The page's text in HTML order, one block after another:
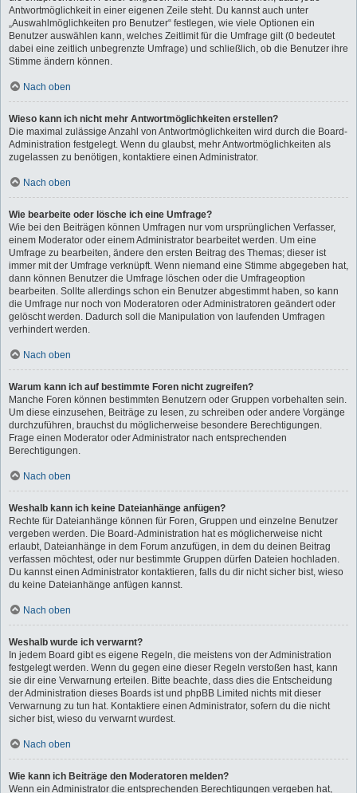
Antwortmöglichkeit in einer eigenen Zeile steht. Du kannst auch unter
„Auswahlmöglichkeiten pro Benutzer“ festlegen, wie viele Optionen ein
Benutzer auswählen kann, welches Zeitlimit für die Umfrage gilt (0 bedeutet
dabei eine zeitlich unbegrenzte Umfrage) und schließlich, ob die Benutzer ihre
Stimme ändern können.
Nach oben
Wieso kann ich nicht mehr Antwortmöglichkeiten erstellen?
Die maximal zulässige Anzahl von Antwortmöglichkeiten wird durch die Board-
Administration festgelegt. Wenn du glaubst, mehr Antwortmöglichkeiten als
zugelassen zu benötigen, kontaktiere einen Administrator.
Nach oben
Wie bearbeite oder lösche ich eine Umfrage?
Wie bei den Beiträgen können Umfragen nur vom ursprünglichen Verfasser,
einem Moderator oder einem Administrator bearbeitet werden. Um eine
Umfrage zu bearbeiten, ändere den ersten Beitrag des Themas; dieser ist
immer mit der Umfrage verknüpft. Wenn niemand eine Stimme abgegeben hat,
dann können Benutzer die Umfrage löschen oder die Umfrageoption
bearbeiten. Sollte allerdings schon ein Benutzer abgestimmt haben, so kann
die Umfrage nur noch von Moderatoren oder Administratoren geändert oder
gelöscht werden. Dadurch soll die Manipulation von laufenden Umfragen
verhindert werden.
Nach oben
Warum kann ich auf bestimmte Foren nicht zugreifen?
Manche Foren können bestimmten Benutzern oder Gruppen vorbehalten sein.
Um diese einzusehen, Beiträge zu lesen, zu schreiben oder andere Vorgänge
durchzuführen, brauchst du möglicherweise besondere Berechtigungen.
Frage einen Moderator oder Administrator nach entsprechenden
Berechtigungen.
Nach oben
Weshalb kann ich keine Dateianhänge anfügen?
Rechte für Dateianhänge können für Foren, Gruppen und einzelne Benutzer
vergeben werden. Die Board-Administration hat es möglicherweise nicht
erlaubt, Dateianhänge in dem Forum anzufügen, in dem du deinen Beitrag
verfassen möchtest, oder nur bestimmte Gruppen dürfen Dateien hochladen.
Du kannst einen Administrator kontaktieren, falls du dir nicht sicher bist, wieso
du keine Dateianhänge anfügen kannst.
Nach oben
Weshalb wurde ich verwarnt?
In jedem Board gibt es eigene Regeln, die meistens von der Administration
festgelegt werden. Wenn du gegen eine dieser Regeln verstoßen hast, kann
sie dir eine Verwarnung erteilen. Bitte beachte, dass dies die Entscheidung
der Administration dieses Boards ist und phpBB Limited nichts mit dieser
Verwarnung zu tun hat. Kontaktiere einen Administrator, sofern du die nicht
sicher bist, wieso du verwarnt wurdest.
Nach oben
Wie kann ich Beiträge den Moderatoren melden?
Wenn ein Administrator die entsprechenden Berechtigungen vergeben hat,